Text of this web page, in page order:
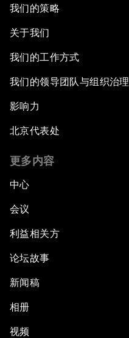
我们的策略
关于我们
我们的工作方式
我们的领导团队与组织治理
影响力
北京代表处
更多内容
中心
会议
利益相关方
论坛故事
新闻稿
相册
视频